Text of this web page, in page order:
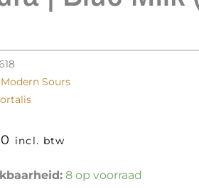
Modern Sours
incl. btw
8 op voorraad